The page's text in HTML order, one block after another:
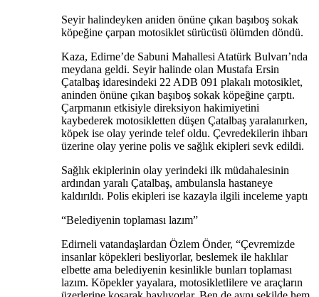
Seyir halindeyken aniden önüne çıkan başıboş sokak
köpeğine çarpan motosiklet sürücüsü ölümden döndü.
Kaza, Edirne’de Sabuni Mahallesi Atatürk Bulvarı’nda
meydana geldi. Seyir halinde olan Mustafa Ersin
Çatalbaş idaresindeki 22 ADB 091 plakalı motosiklet,
aninden önüne çıkan başıboş sokak köpeğine çarptı.
Çarpmanın etkisiyle direksiyon hakimiyetini
kaybederek motosikletten düşen Çatalbaş yaralanırken,
köpek ise olay yerinde telef oldu. Çevredekilerin ihbarı
üzerine olay yerine polis ve sağlık ekipleri sevk edildi.
Sağlık ekiplerinin olay yerindeki ilk müdahalesinin
ardından yaralı Çatalbaş, ambulansla hastaneye
kaldırıldı. Polis ekipleri ise kazayla ilgili inceleme yaptı
“Belediyenin toplaması lazım”
Edirneli vatandaşlardan Özlem Önder, “Çevremizde
insanlar köpekleri besliyorlar, beslemek ile haklılar
elbette ama belediyenin kesinlikle bunları toplaması
lazım. Köpekler yayalara, motosikletlilere ve araçların